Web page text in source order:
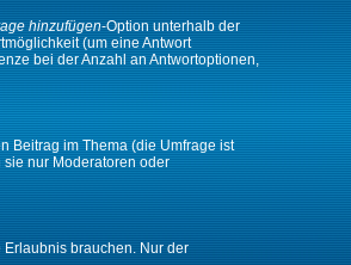
hinzufügen-Option unterhalb der
(um eine Antwort
bei der Anzahl an Antwortoptionen,
Beitrag im Thema (die Umfrage ist
nur Moderatoren oder
brauchen. Nur der